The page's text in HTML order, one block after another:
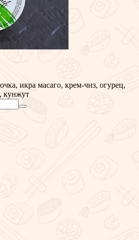
икра масаго, крем-чиз, огурец,
кунжут